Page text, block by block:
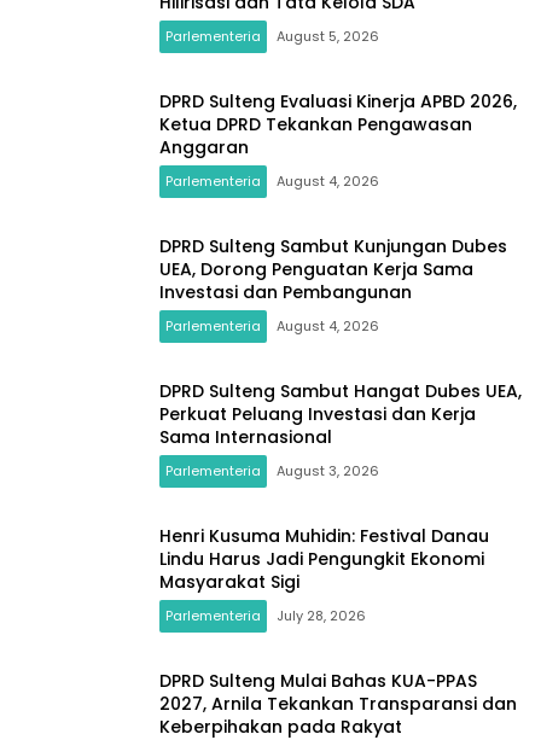
Parlementeria August 5, 2026
DPRD Sulteng Evaluasi Kinerja APBD 2026,
Ketua DPRD Tekankan Pengawasan
Anggaran
Parlementeria August 4, 2026
DPRD Sulteng Sambut Kunjungan Dubes
UEA, Dorong Penguatan Kerja Sama
Investasi dan Pembangunan
Parlementeria August 4, 2026
DPRD Sulteng Sambut Hangat Dubes UEA,
Perkuat Peluang Investasi dan Kerja
Sama Internasional
Parlementeria August 3, 2026
Henri Kusuma Muhidin: Festival Danau
Lindu Harus Jadi Pengungkit Ekonomi
Masyarakat Sigi
Parlementeria July 28, 2026
DPRD Sulteng Mulai Bahas KUA-PPAS
2027, Arnila Tekankan Transparansi dan
Keberpihakan pada Rakyat